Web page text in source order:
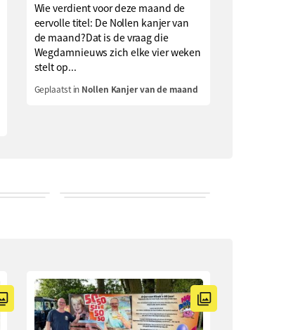
Wie verdient voor deze maand de
eervolle titel: De Nollen kanjer van
de maand?Dat is de vraag die
Wegdamnieuws zich elke vier weken
stelt op...
Geplaatst in Nollen Kanjer van de maand